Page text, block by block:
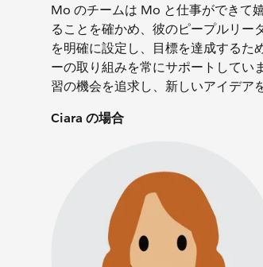
Mo のチームは Mo と仕事ができて
ることを確かめ、彼のピープルリー
を明確に設定し、目標を達成するた
ーの取り組みを常にサポートしてい
習の機会を追求し、新しいアイデア
Ciara の場合